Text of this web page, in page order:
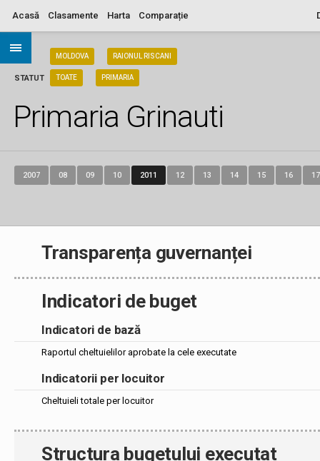
Acasă Clasamente Harta Comparație
STATUT
MOLDOVA RAIONUL RISCANI
TOATE PRIMARIA
Primaria Grinauti
2007 08 09 10 2011 12 13 14 15 16 17
Transparența guvernanței
Indicatori de buget
Indicatori de bază
Raportul cheltuielilor aprobate la cele executate
Indicatorii per locuitor
Cheltuieli totale per locuitor
Structura bugetului executat